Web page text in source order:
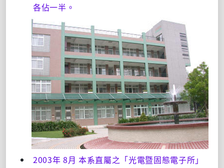
各佔一半。
2003年 8月 本系直屬之「光電暨固態電子所」